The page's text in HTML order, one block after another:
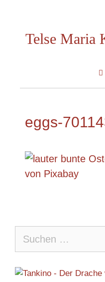
springenTelse Maria
eggs-
nach: